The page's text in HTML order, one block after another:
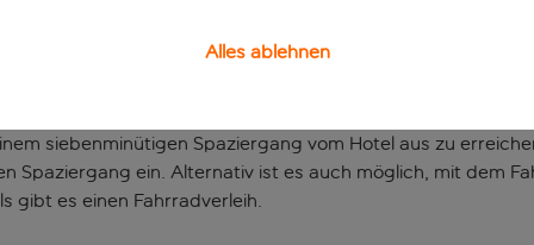
siebenminütigen Spaziergang vom Hotel aus zu
Spaziergang ein. Alternativ ist es auch möglich, mit dem
gibt es einen Fahrradverleih.
Alles ablehnen